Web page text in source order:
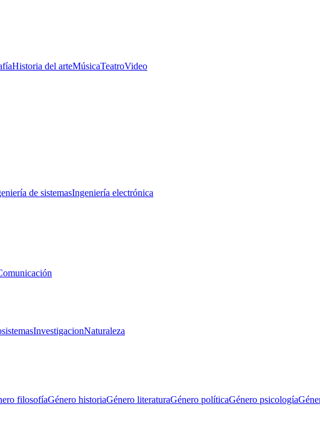
Historia del arteMúsicaTeatroVideo
de sistemasIngeniería electrónica
InvestigacionNaturaleza
filosofíaGénero historiaGénero literaturaGénero políticaGénero psicología